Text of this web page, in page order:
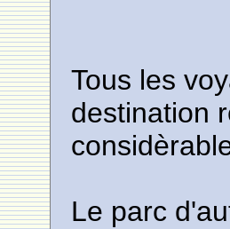
Tous les
destination
Le parc